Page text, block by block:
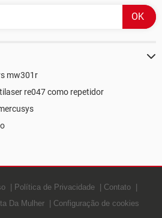
mw301r
re047 como repetidor
Política de Privacidade
Contato
Da Mulher Configuração de cookies